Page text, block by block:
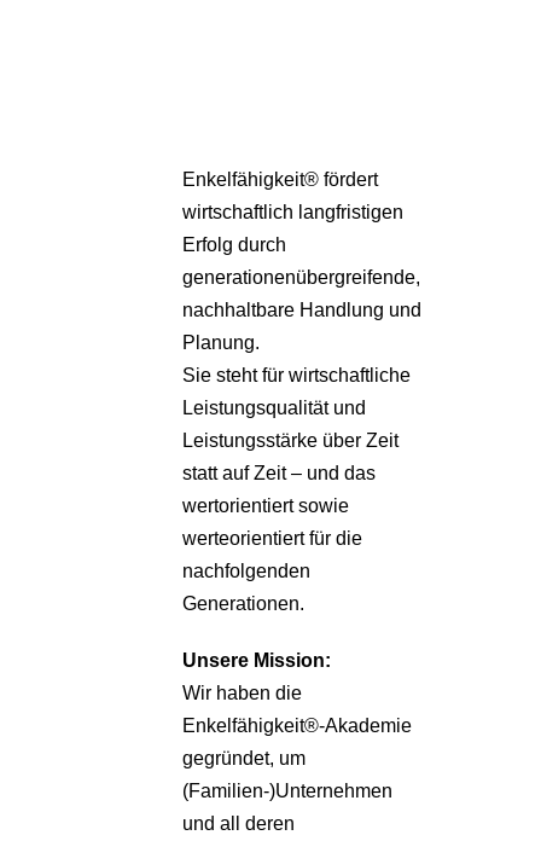
Enkelfähigkeit® fördert
wirtschaftlich langfristigen
Erfolg durch
generationenübergreifende,
nachhaltbare Handlung und
Planung.
Sie steht für wirtschaftliche
Leistungsqualität und
Leistungsstärke über Zeit
statt auf Zeit – und das
wertorientiert sowie
werteorientiert für die
nachfolgenden
Generationen.
Unsere Mission:
Wir haben die
Enkelfähigkeit®-Akademie
gegründet, um
(Familien-)Unternehmen
und all deren